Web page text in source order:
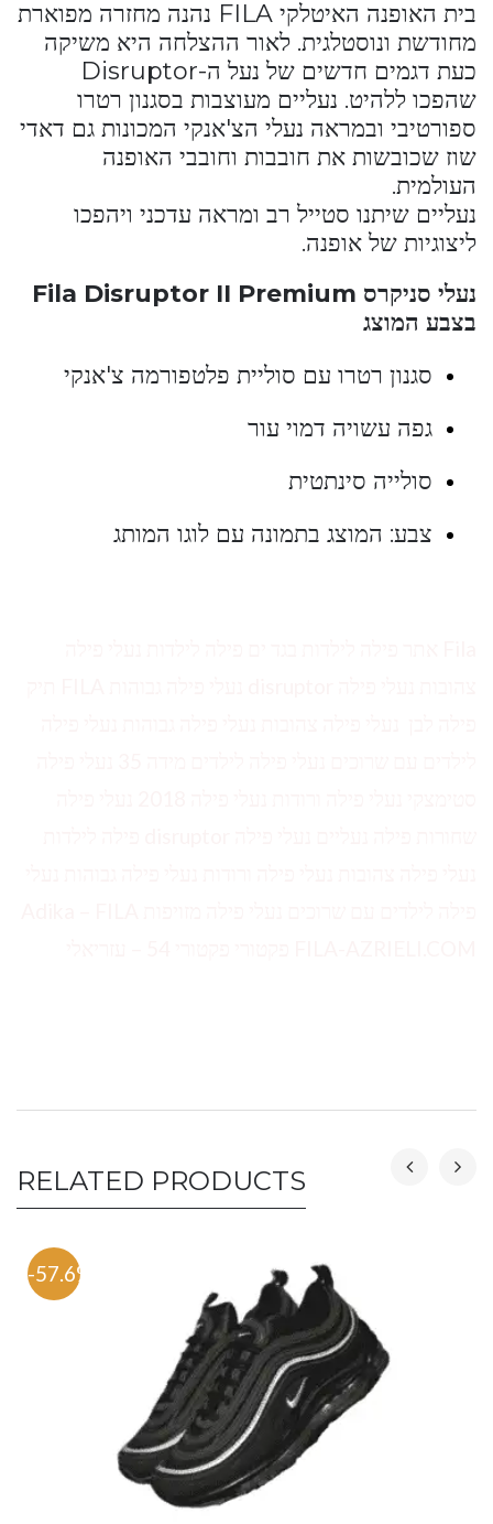
בית האופנה האיטלקי FILA נהנה מחזרה מפוארת
מחודשת ונוסטלגית. לאור ההצלחה היא משיקה
כעת דגמים חדשים של נעל ה-Disruptor
שהפכו ללהיט. נעליים מעוצבות בסגנון רטרו
ספורטיבי ובמראה נעלי הצ'אנקי המכונות גם דאדי
שוז שכובשות את חובבות וחובבי האופנה
העולמית.
נעליים שיתנו סטייל רב ומראה עדכני ויהפכו
ליצוגיות של אופנה.
נעלי סניקרס Fila Disruptor II Premium
בצבע המוצג
סגנון רטרו עם סוליית פלטפורמה צ'אנקי
גפה עשויה דמוי עור
סולייה סינתטית
צבע: המוצג בתמונה עם לוגו המותג
RELATED PRODUCTS
-57.6%